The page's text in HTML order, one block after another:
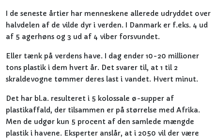
I de seneste årtier har menneskene allerede udryddet over
halvdelen af de vilde dyr i verden. I Danmark er f.eks. 4 ud
af 5 agerhøns og 3 ud af 4 viber forsvundet.
Eller tænk på verdens have. I dag ender 10-20 millioner
tons plastik i dem hvert år. Det svarer til, at 1 til 2
skraldevogne tømmer deres last i vandet. Hvert minut.
Det har bl.a. resulteret i 5 kolossale ø-supper af
plastikaffald, der tilsammen er på størrelse med Afrika.
Men de udgør kun 5 procent af den samlede mængde
plastik i havene. Eksperter anslår, at i 2050 vil der være